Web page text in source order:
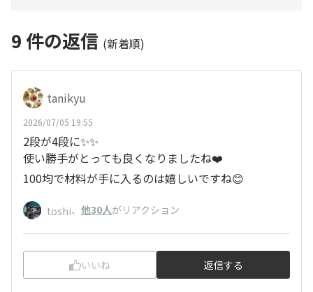
9 件の返信 (新着順)
tanikyu
2026/07/05 19:55
2段が4段に✨✨
使い勝手がとっても良くなりましたね❤️
100均で材料が手に入るのは嬉しいですね😊
toshi、 他30人がリアクション
いいね 返信する